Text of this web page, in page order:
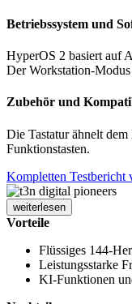
Betriebssystem und
HyperOS 2 basiert auf
Der Workstation-
Zubehör und
Die Tastatur ähnelt
Funktionstasten.
Kompletten Testbericht
weiterlesen
Vorteile
Flüssiges 144-
Leistungsstarke
KI-Funktionen